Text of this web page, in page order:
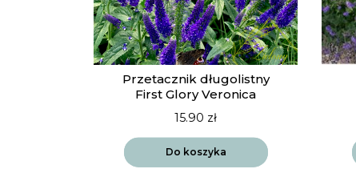
Przetacznik długolistny
First Glory Veronica
15.90 zł
Do koszyka